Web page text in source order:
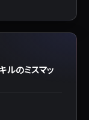
ルのミスマッ